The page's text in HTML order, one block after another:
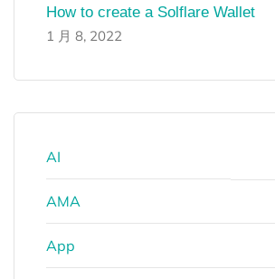
How to create a Solflare Wallet
1 月 8, 2022
AI
AMA
App